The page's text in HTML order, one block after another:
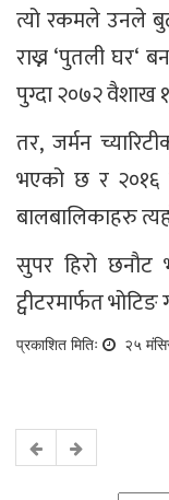
त्यो रकमले उनले
राख्न ‘पुतली घर‘
पुग्दा २०७२ वैशाख
तर, जर्मन
भएको छ र २०१६
बालबालिकाहरु
सुपर हिरो
ट्वीटरमार्फत
प्रकाशित मितिः २५